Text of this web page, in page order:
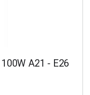
A21 - E26